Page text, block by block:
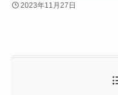
2023年11月27日